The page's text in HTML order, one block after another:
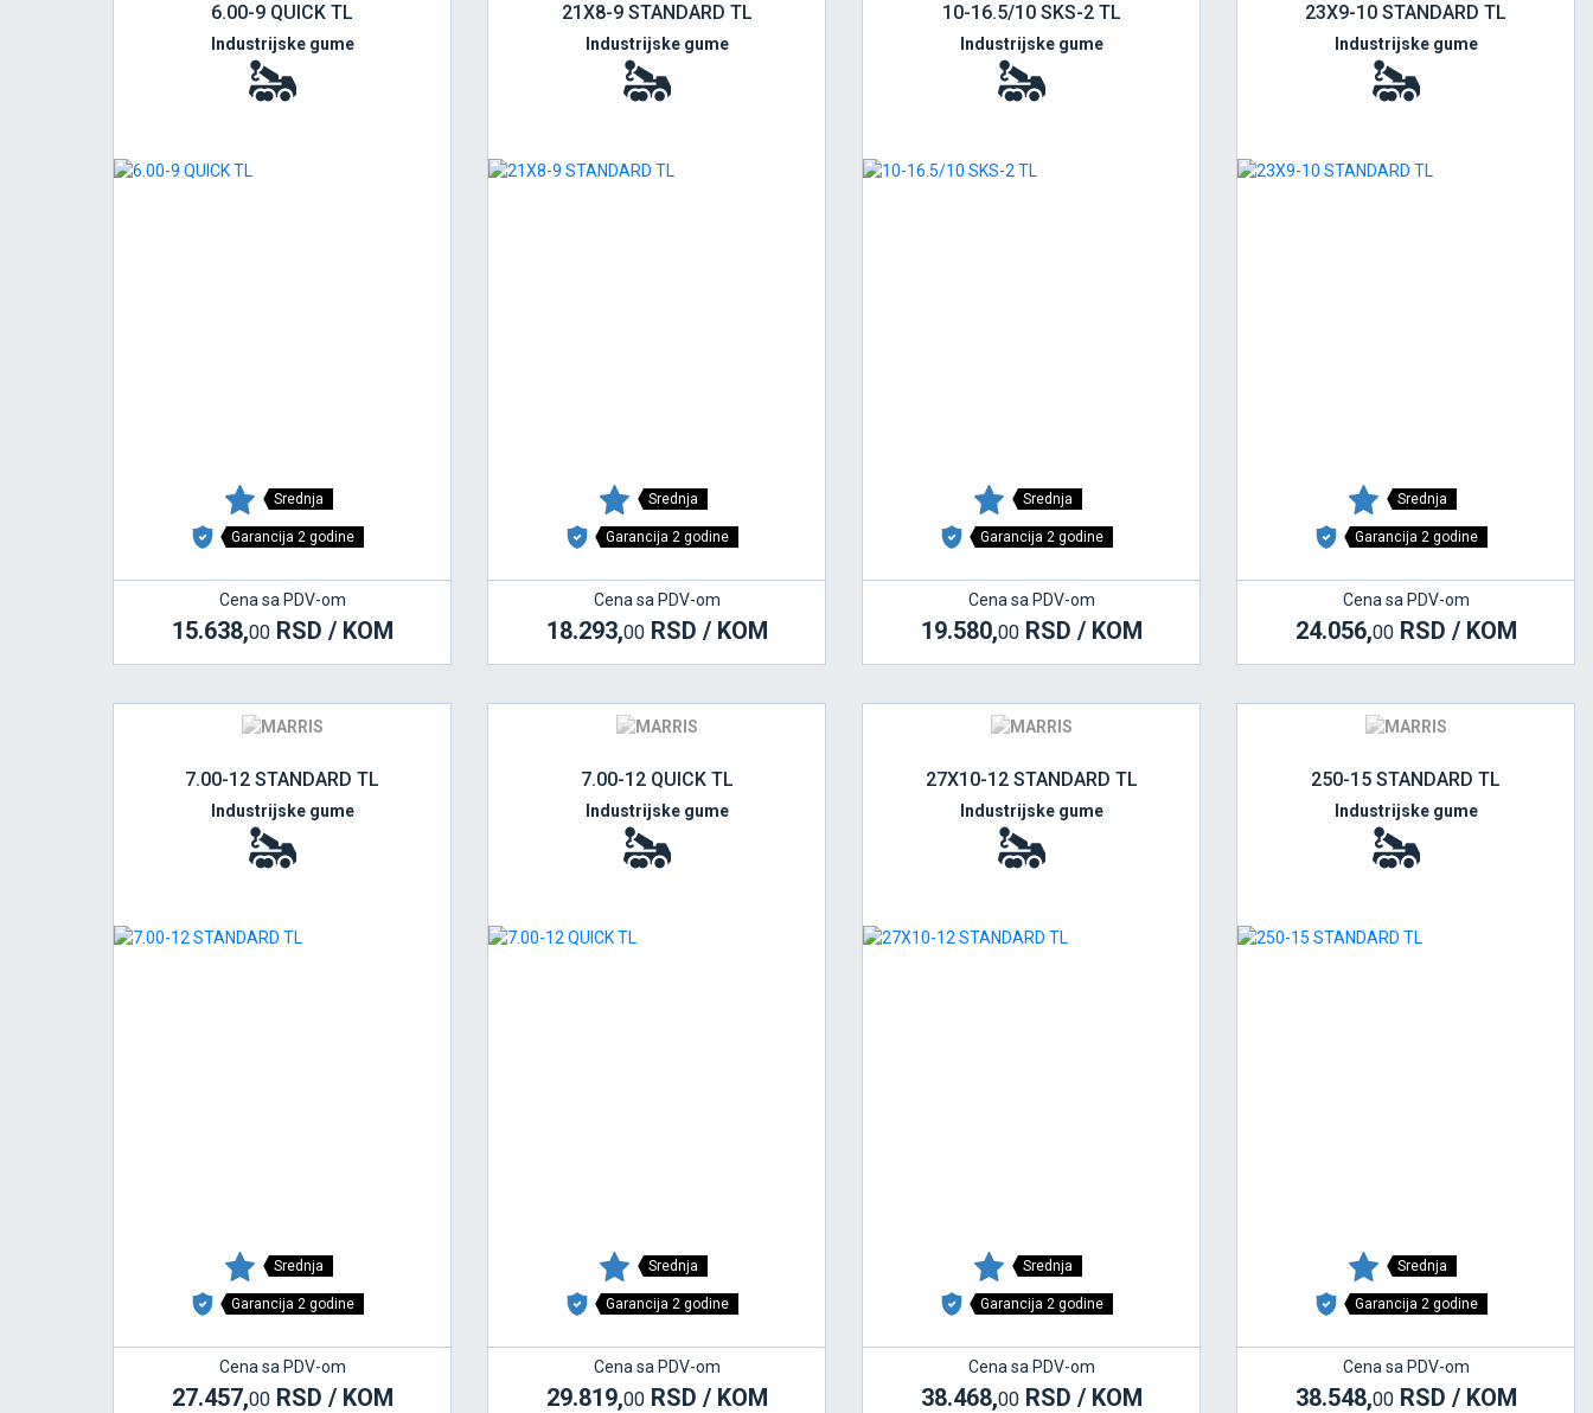
6.00-9 QUICK TL
Industrijske gume
Srednja
Garancija 2 godine
Cena sa PDV-om
15.638,00RSD / KOM
21X8-9 STANDARD TL
Industrijske gume
Srednja
Garancija 2 godine
Cena sa PDV-om
18.293,00RSD / KOM
10-16.5/10 SKS-2 TL
Industrijske gume
Srednja
Garancija 2 godine
Cena sa PDV-om
19.580,00RSD / KOM
23X9-10 STANDARD TL
Industrijske gume
Srednja
Garancija 2 godine
Cena sa PDV-om
24.056,00RSD / KOM
7.00-12 STANDARD TL
Industrijske gume
Srednja
Garancija 2 godine
Cena sa PDV-om
27.457,00RSD / KOM
7.00-12 QUICK TL
Industrijske gume
Srednja
Garancija 2 godine
Cena sa PDV-om
29.819,00RSD / KOM
27X10-12 STANDARD TL
Industrijske gume
Srednja
Garancija 2 godine
Cena sa PDV-om
38.468,00RSD / KOM
250-15 STANDARD TL
Industrijske gume
Srednja
Garancija 2 godine
Cena sa PDV-om
38.548,00RSD / KOM